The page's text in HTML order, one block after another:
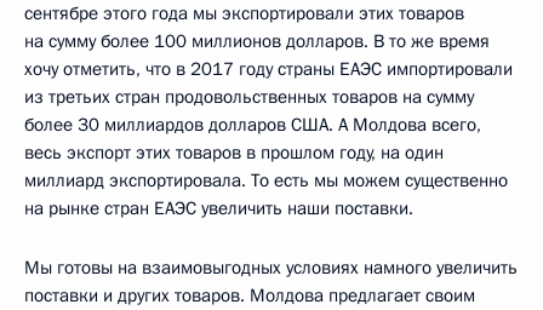
сентябре этого года мы экспортировали этих товаров
на сумму более 100 миллионов долларов. В то же время
хочу отметить, что в 2017 году страны ЕАЭС импортировали
из третьих стран продовольственных товаров на сумму
более 30 миллиардов долларов США. А Молдова всего,
весь экспорт этих товаров в прошлом году, на один
миллиард экспортировала. То есть мы можем существенно
на рынке стран ЕАЭС увеличить наши поставки.
Мы готовы на взаимовыгодных условиях намного увеличить
поставки и других товаров. Молдова предлагает своим